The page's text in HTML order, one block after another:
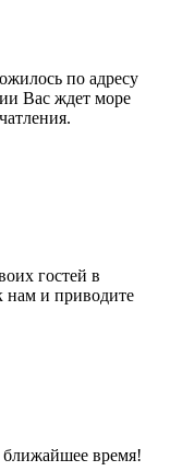
по адресу
Вас ждет море
гостей в
нам и приводите
время!